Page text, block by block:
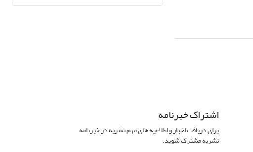
اشتراک خبرنامه
برای دریافت اخبار و اطلاعیه های مهم نشریه در خبرنامه
نشریه مشترک شوید.